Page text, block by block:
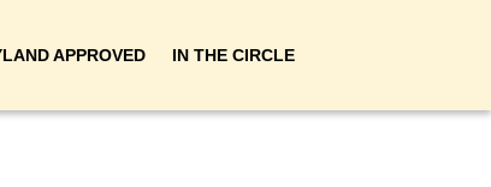
APPROVED IN THE CIRCLE